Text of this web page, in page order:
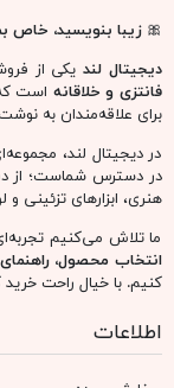
🎀زیبا بنویسید، خاص
دیجیتال لند یکی از
فانتزی و خلاقانه است
برای علاقه‌مندان به
در دیجیتال لند،
در دسترس شماست؛ از
هنری، ابزارهای تزئینی و
ما تلاش می‌کنیم
انتخاب محصول،
کنیم. با خیال راحت خرید
اطلاعات